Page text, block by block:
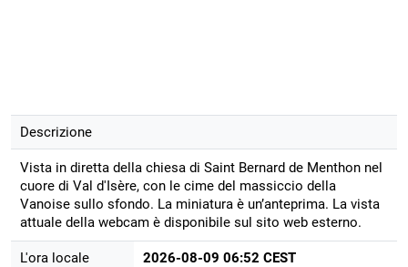
Descrizione
Vista in diretta della chiesa di Saint Bernard de Menthon nel
cuore di Val d'Isère, con le cime del massiccio della
Vanoise sullo sfondo. La miniatura è un’anteprima. La vista
attuale della webcam è disponibile sul sito web esterno.
L'ora locale 2026-08-09 06:52 CEST